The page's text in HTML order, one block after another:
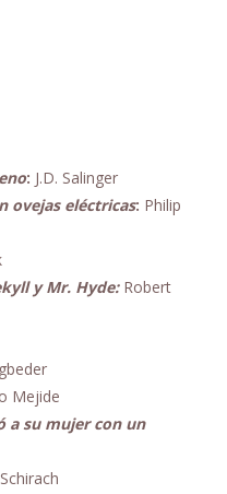
: J.D. Salinger
ovejas eléctricas: Philip
y Mr. Hyde: Robert
Mejide
a su mujer con un